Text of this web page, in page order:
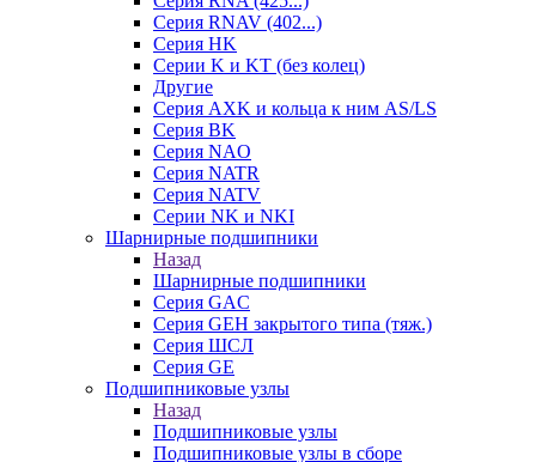
Серия RNAV (402...)
Серия HK
Серии K и KT (без колец)
Другие
Серия AXK и кольца к ним AS/LS
Серия BK
Серия NAO
Серия NATR
Серия NATV
Серии NK и NKI
Шарнирные подшипники
Назад
Шарнирные подшипники
Серия GAC
Серия GEH закрытого типа (тяж.)
Серия ШСЛ
Серия GE
Подшипниковые узлы
Назад
Подшипниковые узлы
Подшипниковые узлы в сборе